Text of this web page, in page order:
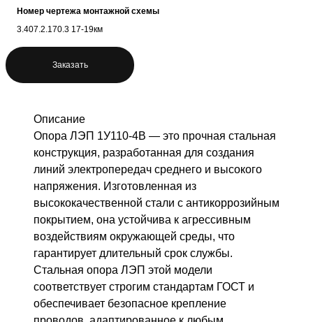
Номер чертежа монтажной схемы
3.407.2.170.3 17-19км
Заказать
Описание
Опора ЛЭП 1У110-4В — это прочная стальная
конструкция, разработанная для создания
линий электропередач среднего и высокого
напряжения. Изготовленная из
высококачественной стали с антикоррозийным
покрытием, она устойчива к агрессивным
воздействиям окружающей среды, что
гарантирует длительный срок службы.
Стальная опора ЛЭП этой модели
соответствует строгим стандартам ГОСТ и
обеспечивает безопасное крепление